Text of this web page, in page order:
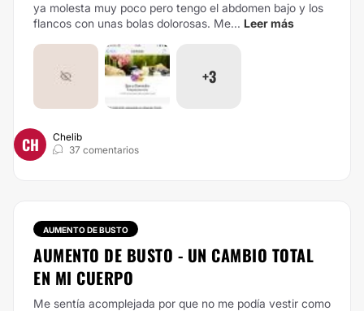
ya molesta muy poco pero tengo el abdomen bajo y los
flancos con unas bolas dolorosas. Me... Leer más
+3
CH
Chelib
37 comentarios
AUMENTO DE BUSTO
AUMENTO DE BUSTO - UN CAMBIO TOTAL
EN MI CUERPO
Me sentía acomplejada por que no me podía vestir como